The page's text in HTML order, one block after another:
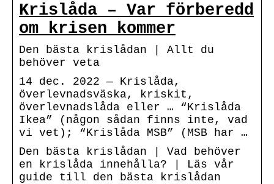
Krislåda – Var förberedd
om krisen kommer
Den bästa krislådan | Allt du
behöver veta
14 dec. 2022 — Krislåda,
överlevnadsväska, kriskit,
överlevnadslåda eller … “Krislåda
Ikea” (någon sådan finns inte, vad
vi vet); “Krislåda MSB” (MSB har …
Den bästa krislådan | Vad behöver
en krislåda innehålla? | Läs vår
guide till den bästa krislådan